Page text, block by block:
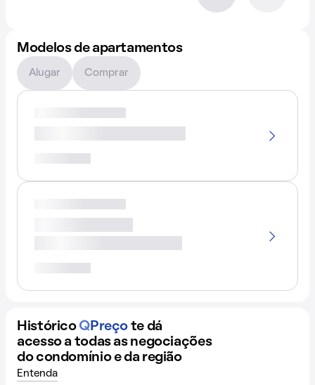
Modelos de apartamentos
Alugar Comprar
Histórico QPreço te dá
acesso a todas as negociações
do condomínio e da região
Entenda